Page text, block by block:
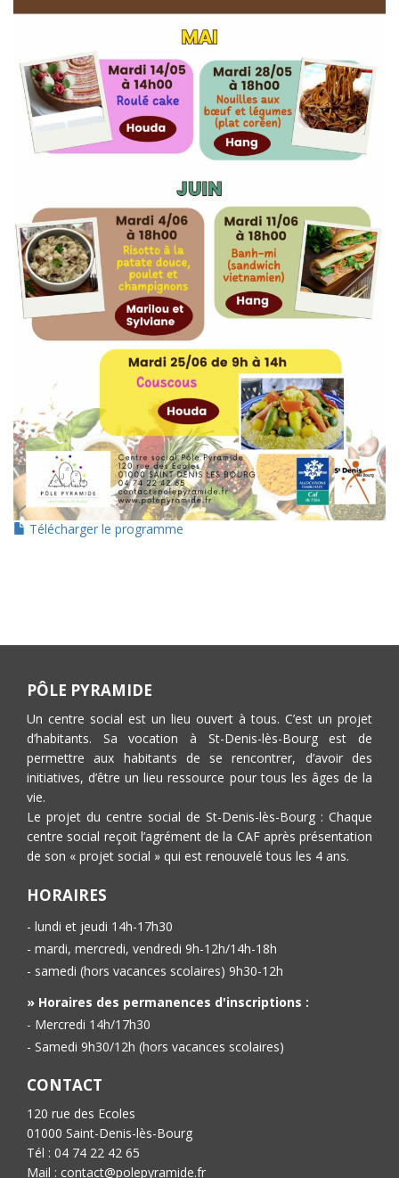
Télécharger le programme
PÔLE PYRAMIDE
Un centre social est un lieu ouvert à tous. C’est un projet
d’habitants. Sa vocation à St-Denis-lès-Bourg est de
permettre aux habitants de se rencontrer, d’avoir des
initiatives, d’être un lieu ressource pour tous les âges de la
vie.
Le projet du centre social de St-Denis-lès-Bourg : Chaque
centre social reçoit l’agrément de la CAF après présentation
de son « projet social » qui est renouvelé tous les 4 ans.
HORAIRES
- lundi et jeudi 14h-17h30
- mardi, mercredi, vendredi 9h-12h/14h-18h
- samedi (hors vacances scolaires) 9h30-12h
» Horaires des permanences d'inscriptions :
- Mercredi 14h/17h30
- Samedi 9h30/12h (hors vacances scolaires)
CONTACT
120 rue des Ecoles
01000 Saint-Denis-lès-Bourg
Tél : 04 74 22 42 65
Mail : contact@polepyramide.fr